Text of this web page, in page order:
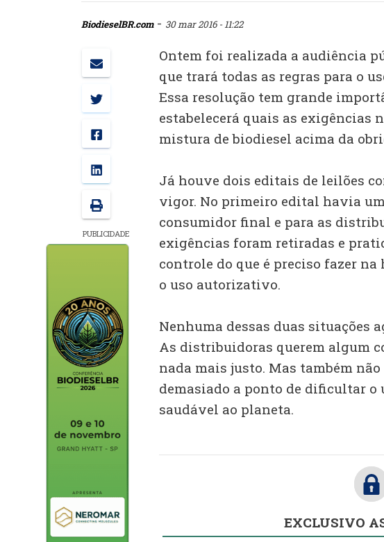
BiodieselBR.com- 30 mar 2016 - 11:22
PUBLICIDADE
Ontem foi realizada a audiência
que trará todas as regras para o
Essa resolução tem grande
estabelecerá quais as exigências
mistura de biodiesel acima da
Já houve dois editais de leilões
vigor. No primeiro edital havia
consumidor final e para as
exigências foram retiradas e
controle do que é preciso fazer
o uso autorizativo.
Nenhuma dessas duas situações
As distribuidoras querem algum
nada mais justo. Mas também
demasiado a ponto de dificultar o
saudável ao planeta.
EXCLUSIVO